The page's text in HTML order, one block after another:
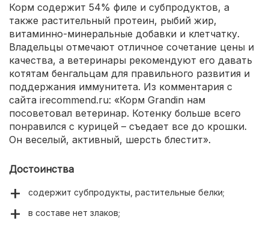
Корм содержит 54% филе и субпродуктов, а
также растительный протеин, рыбий жир,
витаминно-минеральные добавки и клетчатку.
Владельцы отмечают отличное сочетание цены и
качества, а ветеринары рекомендуют его давать
котятам бенгальцам для правильного развития и
поддержания иммунитета. Из комментария с
сайта irecommend.ru: «Корм Grandin нам
посоветовал ветеринар. Котенку больше всего
понравился с курицей – съедает все до крошки.
Он веселый, активный, шерсть блестит».
Достоинства
содержит субпродукты, растительные белки;
в составе нет злаков;